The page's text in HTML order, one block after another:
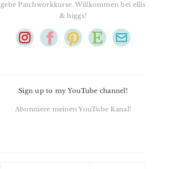
gebe Patchworkkurse. Willkommen bei ellis
& higgs!
Sign up to my YouTube channel!
Abonniere meinen YouTube Kanal!